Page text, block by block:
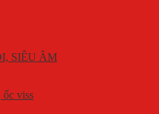
SIÊU ÂM
ốc viss